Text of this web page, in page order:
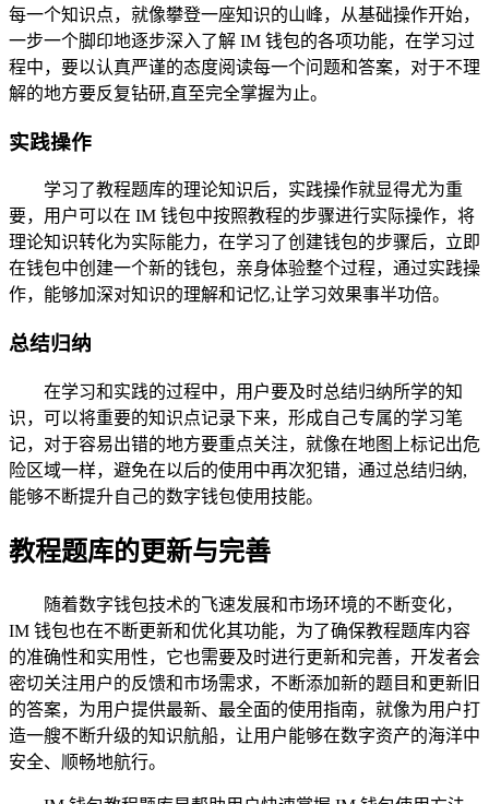
每一个知识点，就像攀登一座知识的山峰，从基础操作开始，
一步一个脚印地逐步深入了解 IM 钱包的各项功能，在学习过
程中，要以认真严谨的态度阅读每一个问题和答案，对于不理
解的地方要反复钻研,直至完全掌握为止。
实践操作
学习了教程题库的理论知识后，实践操作就显得尤为重
要，用户可以在 IM 钱包中按照教程的步骤进行实际操作，将
理论知识转化为实际能力，在学习了创建钱包的步骤后，立即
在钱包中创建一个新的钱包，亲身体验整个过程，通过实践操
作，能够加深对知识的理解和记忆,让学习效果事半功倍。
总结归纳
在学习和实践的过程中，用户要及时总结归纳所学的知
识，可以将重要的知识点记录下来，形成自己专属的学习笔
记，对于容易出错的地方要重点关注，就像在地图上标记出危
险区域一样，避免在以后的使用中再次犯错，通过总结归纳,
能够不断提升自己的数字钱包使用技能。
教程题库的更新与完善
随着数字钱包技术的飞速发展和市场环境的不断变化，
IM 钱包也在不断更新和优化其功能，为了确保教程题库内容
的准确性和实用性，它也需要及时进行更新和完善，开发者会
密切关注用户的反馈和市场需求，不断添加新的题目和更新旧
的答案，为用户提供最新、最全面的使用指南，就像为用户打
造一艘不断升级的知识航船，让用户能够在数字资产的海洋中
安全、顺畅地航行。